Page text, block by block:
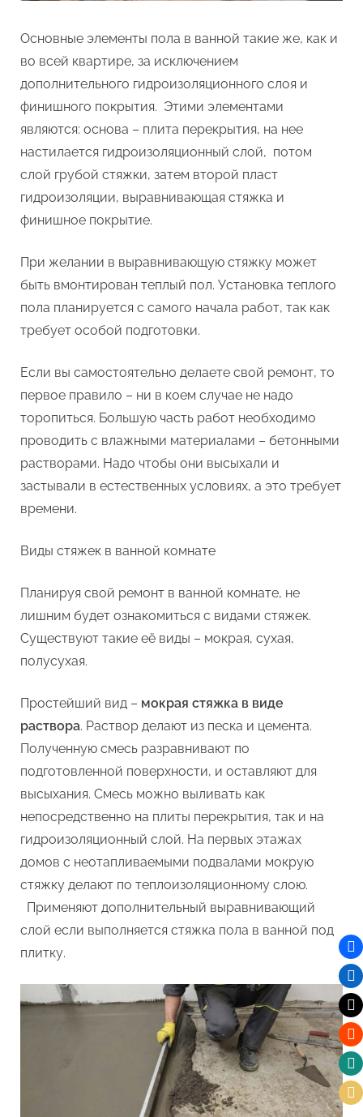
Основные элементы пола в ванной такие же, как и
во всей квартире, за исключением
дополнительного гидроизоляционного слоя и
финишного покрытия. Этими элементами
являются: основа – плита перекрытия, на нее
настилается гидроизоляционный слой, потом
слой грубой стяжки, затем второй пласт
гидроизоляции, выравнивающая стяжка и
финишное покрытие.
При желании в выравнивающую стяжку может
быть вмонтирован теплый пол. Установка теплого
пола планируется с самого начала работ, так как
требует особой подготовки.
Если вы самостоятельно делаете свой ремонт, то
первое правило – ни в коем случае не надо
торопиться. Большую часть работ необходимо
проводить с влажными материалами – бетонными
растворами. Надо чтобы они высыхали и
застывали в естественных условиях, а это требует
времени.
Виды стяжек в ванной комнате
Планируя свой ремонт в ванной комнате, не
лишним будет ознакомиться с видами стяжек.
Существуют такие её виды – мокрая, сухая,
полусухая.
Простейший вид – мокрая стяжка в виде
раствора. Раствор делают из песка и цемента.
Полученную смесь разравнивают по
подготовленной поверхности, и оставляют для
высыхания. Смесь можно выливать как
непосредственно на плиты перекрытия, так и на
гидроизоляционный слой. На первых этажах
домов с неотапливаемыми подвалами мокрую
стяжку делают по теплоизоляционному слою.
Применяют дополнительный выравнивающий
слой если выполняется стяжка пола в ванной под
плитку.